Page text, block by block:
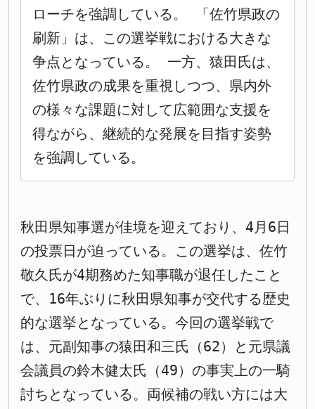
ローチを強調している。 「佐竹県政の
刷新」は、この選挙戦における大きな
争点となっている。 一方、猿田氏は、
佐竹県政の成果を重視しつつ、県内外
の様々な課題に対して広範囲な支援を
得ながら、継続的な発展を目指す姿勢
を強調している。
秋田県知事選が佳境を迎えており、4月6日
の投票日が迫っている。この選挙は、佐竹
敬久氏が4期務めた知事職が退任したこと
で、16年ぶりに秋田県知事が交代する歴史
的な選挙となっている。今回の選挙戦で
は、元副知事の猿田和三氏（62）と元県議
会議員の鈴木健太氏（49）の事実上の一騎
討ちとなっている。両候補の戦い方には大